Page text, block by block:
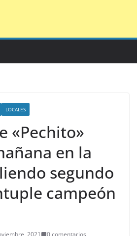
LOCALES
«Pechito»
en la
segundo
campeón
2021 0 comentarios